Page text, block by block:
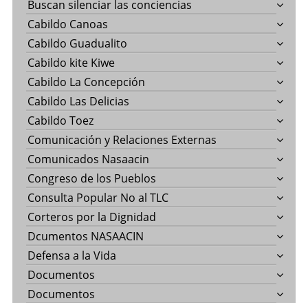
Buscan silenciar las conciencias
Cabildo Canoas
Cabildo Guadualito
Cabildo kite Kiwe
Cabildo La Concepción
Cabildo Las Delicias
Cabildo Toez
Comunicación y Relaciones Externas
Comunicados Nasaacin
Congreso de los Pueblos
Consulta Popular No al TLC
Corteros por la Dignidad
Dcumentos NASAACIN
Defensa a la Vida
Documentos
Documentos